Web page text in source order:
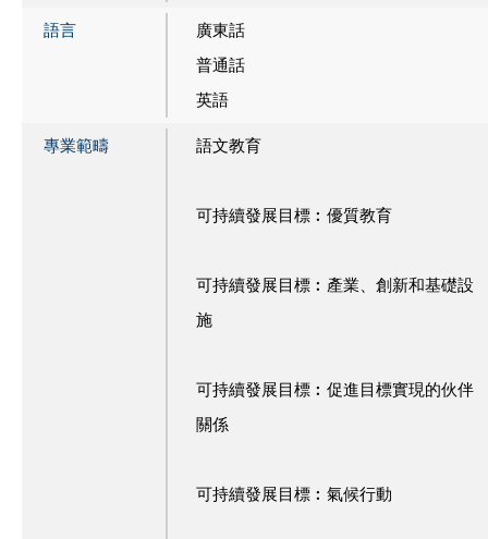
語言
廣東話
普通話
英語
專業範疇 語文教育
可持續發展目標︰優質教育
可持續發展目標︰產業、創新和基礎設
施
可持續發展目標︰促進目標實現的伙伴
關係
可持續發展目標︰氣候行動